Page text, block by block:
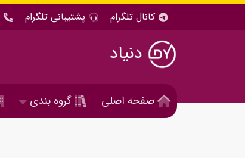
کانال تلگرام پشتیبانی تلگرام
دنیاد
صفحه اصلی گروه بندی